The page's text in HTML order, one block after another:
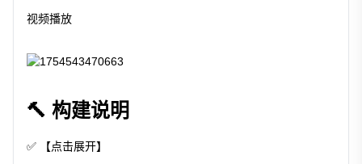
视频播放
🔨 构建说明
✅ 【点击展开】